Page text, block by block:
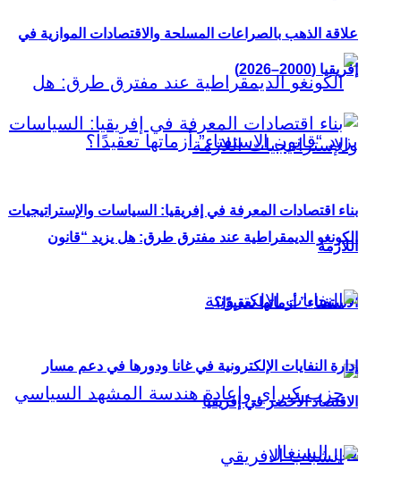
الكونغو الديمقراطية عند مفترق طرق: هل يزيد “قانون
الاستفتاء” أزماتها تعقيدًا؟
علاقة الذهب بالصراعات المسلحة والاقتصادات الموازية في
إفريقيا (2000–2026)
بناء اقتصادات المعرفة في إفريقيا: السياسات والإستراتيجيات
اللازمة
إدارة النفايات الإلكترونية في غانا ودورها في دعم مسار
الاقتصاد الأخضر في إفريقيا